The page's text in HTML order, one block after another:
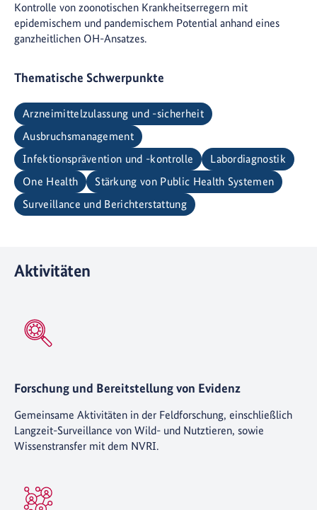
Kontrolle von zoonotischen Krankheitserregern mit
epidemischem und pandemischem Potential anhand eines
ganzheitlichen OH-Ansatzes.
Thematische Schwerpunkte
Arzneimittelzulassung und -sicherheit
Ausbruchsmanagement
Infektionsprävention und -kontrolle
Labordiagnostik
One Health
Stärkung von Public Health Systemen
Surveillance und Berichterstattung
Aktivitäten
Forschung und Bereitstellung von Evidenz
Gemeinsame Aktivitäten in der Feldforschung, einschließlich
Langzeit-Surveillance von Wild- und Nutztieren, sowie
Wissenstransfer mit dem NVRI.